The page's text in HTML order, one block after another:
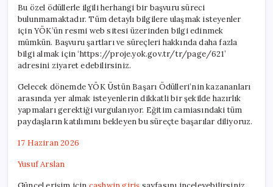
Bu özel ödüllerle ilgili herhangi bir başvuru süreci
bulunmamaktadır. Tüm detaylı bilgilere ulaşmak isteyenler
için YÖK’ün resmi web sitesi üzerinden bilgi edinmek
mümkün. Başvuru şartları ve süreçleri hakkında daha fazla
bilgi almak için ‘https://proje.yok.gov.tr/tr/page/621’
adresini ziyaret edebilirsiniz.
Gelecek dönemde YÖK Üstün Başarı Ödülleri’nin kazananları
arasında yer almak isteyenlerin dikkatli bir şekilde hazırlık
yapmaları gerektiği vurgulanıyor. Eğitim camiasındaki tüm
paydaşların katılımını bekleyen bu süreçte başarılar diliyoruz.
17 Haziran 2026
Yusuf Arslan